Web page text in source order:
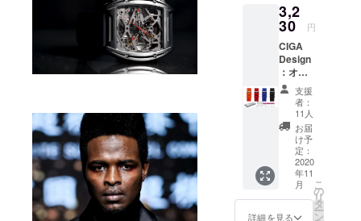
まで8回のド
イツ・レッ
ドドット・
デザイン賞
を始め、そ
の他デザイ
ン賞を受賞
CIGA Design
創業者の思
3,2
30 円
CIGA
Design
：オリ
ジナル
の替え
スイッ
チ式ス
プリン
グバー
シリコ
ンスト
ラップ
一般販
売予定
支援
者：
11人
お届
け予
定：
2020
年11
月
詳細を見る
こ
の
リ
タ
ー
ン